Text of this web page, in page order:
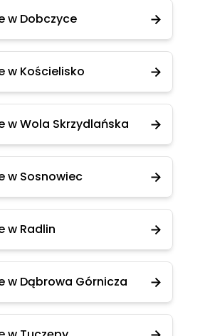
w Dobczyce
w Kościelisko
w Wola Skrzydlańska
w Sosnowiec
w Radlin
w Dąbrowa Górnicza